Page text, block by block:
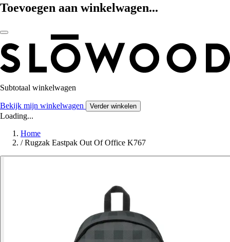
Toevoegen aan winkelwagen...
Subtotaal winkelwagen
Bekijk mijn winkelwagen Verder winkelen
Loading...
Home
/ Rugzak Eastpak Out Of Office K767